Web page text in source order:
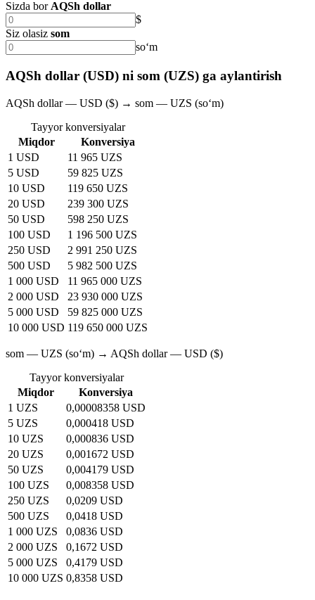
Sizda bor AQSh dollar
$
Siz olasiz som
soʻm
AQSh dollar (USD) ni som (UZS) ga aylantirish
AQSh dollar — USD ($) → som — UZS (soʻm)
Tayyor konversiyalar
Miqdor
Konversiya
1 USD
11 965 UZS
5 USD
59 825 UZS
10 USD
119 650 UZS
20 USD
239 300 UZS
50 USD
598 250 UZS
100 USD
1 196 500 UZS
250 USD
2 991 250 UZS
500 USD
5 982 500 UZS
1 000 USD
11 965 000 UZS
2 000 USD
23 930 000 UZS
5 000 USD
59 825 000 UZS
10 000 USD 119 650 000 UZS
som — UZS (soʻm) → AQSh dollar — USD ($)
Tayyor konversiyalar
Miqdor
Konversiya
1 UZS
0,00008358 USD
5 UZS
0,000418 USD
10 UZS
0,000836 USD
20 UZS
0,001672 USD
50 UZS
0,004179 USD
100 UZS
0,008358 USD
250 UZS
0,0209 USD
500 UZS
0,0418 USD
1 000 UZS
0,0836 USD
2 000 UZS
0,1672 USD
5 000 UZS
0,4179 USD
10 000 UZS 0,8358 USD